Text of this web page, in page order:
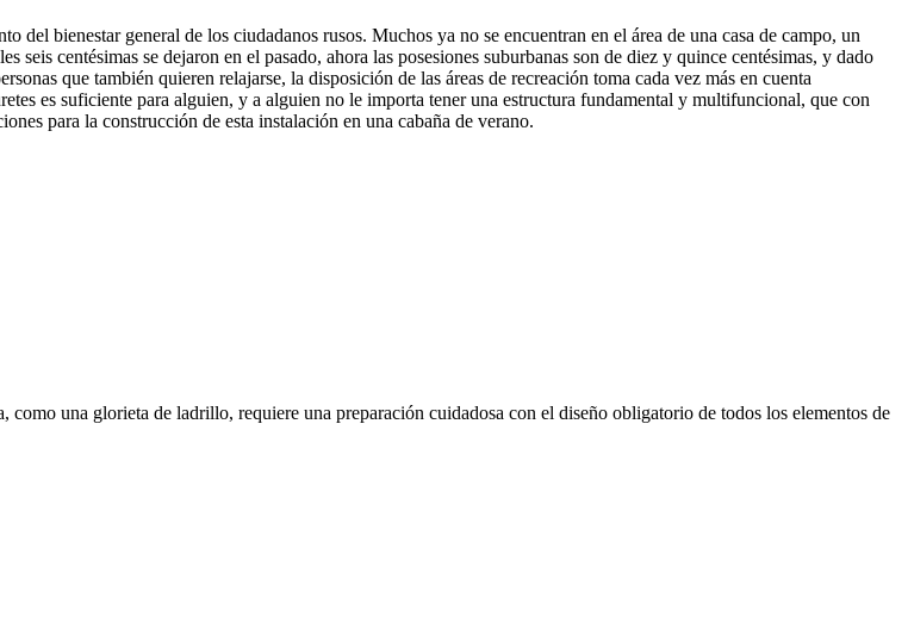
del bienestar general de los ciudadanos rusos. Muchos ya no se encuentran en el área de una casa de campo, un
centésimas se dejaron en el pasado, ahora las posesiones suburbanas son de diez y quince centésimas, y dado
que también quieren relajarse, la disposición de las áreas de recreación toma cada vez más en cuenta
es suficiente para alguien, y a alguien no le importa tener una estructura fundamental y multifuncional, que con
para la construcción de esta instalación en una cabaña de verano.
una glorieta de ladrillo, requiere una preparación cuidadosa con el diseño obligatorio de todos los elementos de